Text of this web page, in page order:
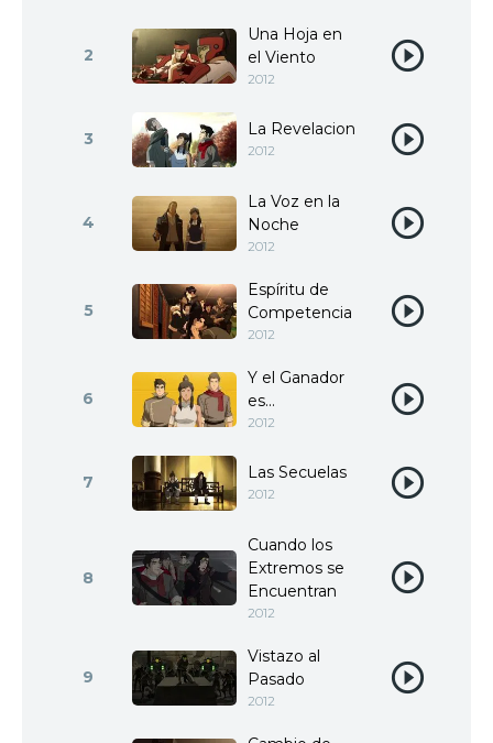
2
Una Hoja en
el Viento
2012
3 La Revelacion
2012
4
La Voz en la
Noche
2012
5
Espíritu de
Competencia
2012
6
Y el Ganador
es...
2012
7 Las Secuelas
2012
8
Cuando los
Extremos se
Encuentran
2012
9
Vistazo al
Pasado
2012